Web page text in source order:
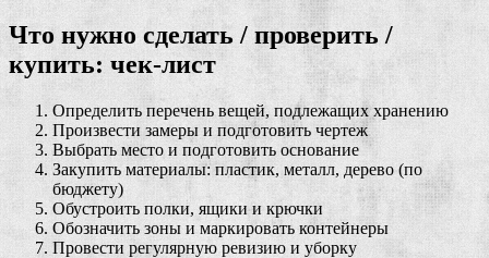
Что нужно сделать / проверить /
купить: чек-лист
Определить перечень вещей, подлежащих хранению
Произвести замеры и подготовить чертеж
Выбрать место и подготовить основание
Закупить материалы: пластик, металл, дерево (по
бюджету)
Обустроить полки, ящики и крючки
Обозначить зоны и маркировать контейнеры
Провести регулярную ревизию и уборку